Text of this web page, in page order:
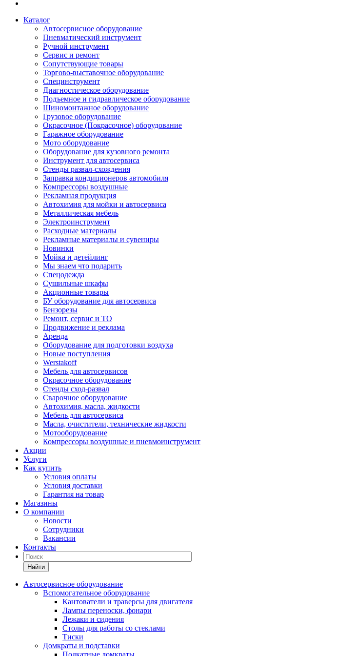
Каталог
Автосервисное оборудование
Пневматический инструмент
Ручной инструмент
Сервис и ремонт
Сопутствующие товары
Торгово-выставочное оборудование
Специнструмент
Диагностическое оборудование
Подъемное и гидравлическое оборудование
Шиномонтажное оборудование
Грузовое оборудование
Окрасочное (Покрасочное) оборудование
Гаражное оборудование
Мото оборудование
Оборудование для кузовного ремонта
Инструмент для автосервиса
Стенды развал-схождения
Заправка кондиционеров автомобиля
Компрессоры воздушные
Рекламная продукция
Автохимия для мойки и автосервиса
Металлическая мебель
Электроинструмент
Расходные материалы
Рекламные материалы и сувениры
Новинки
Мойка и детейлинг
Мы знаем что подарить
Спецодежда
Сушильные шкафы
Акционные товары
БУ оборудование для автосервиса
Бензорезы
Ремонт, сервис и ТО
Продвижение и реклама
Аренда
Оборудование для подготовки воздуха
Новые поступления
Werstakoff
Мебель для автосервисов
Окрасочное оборудование
Стенды сход-развал
Сварочное оборудование
Автохимия, масла, жидкости
Мебель для автосервиса
Масла, очистители, технические жидкости
Мотооборудование
Компрессоры воздушные и пневмоинструмент
Акции
Услуги
Как купить
Условия оплаты
Условия доставки
Гарантия на товар
Магазины
О компании
Новости
Сотрудники
Вакансии
Контакты
Найти
Автосервисное оборудование
Вспомогательное оборудование
Кантователи и траверсы для двигателя
Лампы переноски, фонари
Лежаки и сидения
Столы для работы со стеклами
Тиски
Домкраты и подставки
Подкатные домкраты